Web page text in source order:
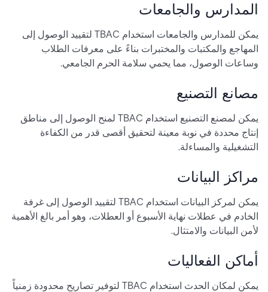
المدارس والجامعات
يمكن للمدارس والجامعات استخدام TBAC لتقييد الوصول إلى
المهاجع والمكتبات والمختبرات بناءً على معرفات الطلاب
وساعات الوصول، مما يحمي سلامة الحرم الجامعي.
مصانع التصنيع
يمكن لمصنع التصنيع استخدام TBAC لمنح الوصول إلى مناطق
إنتاج محددة في نوبة معينة لتحقيق أقصى قدر من الكفاءة
التشغيلية والمساءلة.
مراكز البيانات
يمكن لمركز البيانات استخدام TBAC لتقييد الوصول إلى غرفة
الخادم في عطلات نهاية الأسبوع أو العطلات، وهو أمر بالغ الأهمية
لأمن البيانات والامتثال.
أماكن الفعاليات
يمكن لمكان الحدث استخدام TBAC لتوفير تصاريح محدودة زمنياً